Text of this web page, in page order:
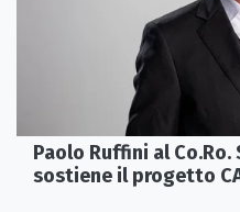
Paolo Ruffini al Co.Ro.
sostiene il progetto